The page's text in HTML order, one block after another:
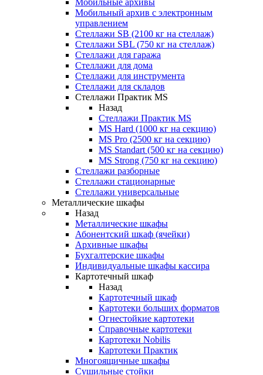
Мобильные архивы
Мобильный архив с электронным
управлением
Стеллажи SB (2100 кг на стеллаж)
Стеллажи SBL (750 кг на стеллаж)
Стеллажи для гаража
Стеллажи для дома
Стеллажи для инструмента
Стеллажи для складов
Стеллажи Практик MS
Назад
Стеллажи Практик MS
MS Hard (1000 кг на секцию)
MS Pro (2500 кг на секцию)
MS Standart (500 кг на секцию)
MS Strong (750 кг на секцию)
Стеллажи разборные
Стеллажи стационарные
Стеллажи универсальные
Металлические шкафы
Назад
Металлические шкафы
Абонентский шкаф (ячейки)
Архивные шкафы
Бухгалтерские шкафы
Индивидуальные шкафы кассира
Картотечный шкаф
Назад
Картотечный шкаф
Картотеки больших форматов
Огнестойкие картотеки
Справочные картотеки
Картотеки Nobilis
Картотеки Практик
Многоящичные шкафы
Сушильные стойки